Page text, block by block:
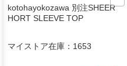
kotohayokozawa 別注SHEER S
HORT SLEEVE TOP
マイストア在庫： 1653